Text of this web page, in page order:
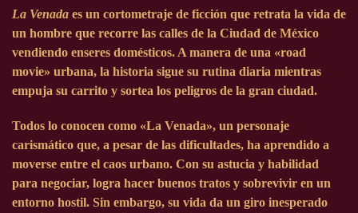
La Venada es un cortometraje de ficción que retrata la vida de
un hombre que recorre las calles de la Ciudad de México
vendiendo enseres domésticos. A manera de una «road
movie» urbana, la historia sigue su rutina diaria mientras
empuja su carrito y sortea los peligros de la gran ciudad.
Todos lo conocen como «La Venada», un personaje
carismático que, a pesar de las dificultades, ha aprendido a
moverse entre el caos urbano. Con su astucia y habilidad
para negociar, logra hacer buenos tratos y sobrevivir en un
entorno hostil. Sin embargo, su vida da un giro inesperado